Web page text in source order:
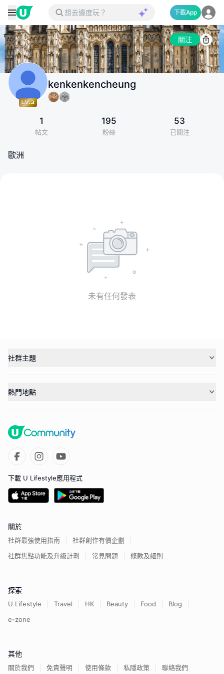
下載App
關注
kenkenkencheung
1
帖文
195
粉絲
53
已關注
歐洲
未有任何發表
社群主題
熱門地點
下載 U Lifestyle應用程式
關於
社群最強使用指南
社群創作有價企劃
社群焦點功能及升級計劃
常見問題 條款及細則
探索
U Lifestyle Travel HK Beauty Food
Blog
e-zone
其他
關於我們 免責聲明 使用條款 私隱政策 聯絡我們